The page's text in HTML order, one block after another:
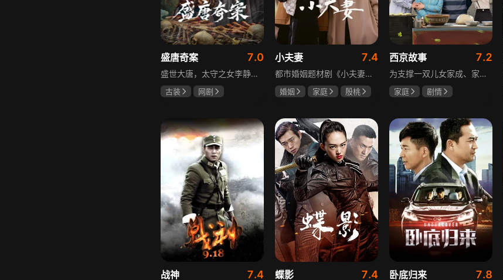
盛唐奇案 7.0
盛世大唐，太守之女李静澜天赋异禀，擅验尸断案，与神秘“鬼探”决明、武艺高强的捕快苏御安联手追凶，揭开一桩桩离奇悬案：双生姐妹的生死置换、跨越十七年的书生冤案、雅集会上的连环仪式杀人等。在迷雾与鲜血中，李静澜与决明暗生情愫，彼此扶持，坚守心中正道，挣脱宿命桎梏。盛世灯火之下，他们以智慧与勇气涤荡污浊，书写下一段守护正义与清明的传奇。
古装
网剧
小夫妻 7.4
都市婚姻题材剧《小夫妻》围绕经营十年婚姻的周全与车莉展开，原本家庭美满的二人突遭变故：周全怀才不遇还意外被裁员，车莉则被迫赶鸭子上架仓促创业，不可预期的生活变动让他们的婚姻陷入僵局。而立之年的两人，在现实压力与情感拉扯中挣扎，面临诸多矛盾与考验，他们能否重新调整生活节奏，修复婚姻关系，回到幸福生活的轨道，是该剧的核心看点。
婚姻 家庭
殷桃
西京故事 7.2
为支撑一双儿女家成、家秀的“求学大业”，一家之主罗天福携妻子慧娟进了西京城。在西京城里，罗天福见证了身边的小人物们在大城市的生存之难，自身也经历了种种艰辛：饼铺生意屡屡受挫，妻子慧娟不满他“固执守旧”的经营方式闹起分居，儿子家成无法适应从乡村到城市的生活状况不断离校出走，重重打击不断袭来，使他头一次对自己坚守多年的人生观和价值观产生怀疑。自己这样做究竟是对是错，城市是不是真的不适合他这种“坚持老一套”的人生存。女儿家秀的支持鼓励使罗天福重拾信心，那些曾经接受罗天福帮助的人也反过来帮助他，纠缠不清的矛盾随之一一化解。罗家人终于在西京这座大城扎下了根，向着美好的未来继续前行。该剧围绕农村家庭在城市的奋斗历程展开，展现了小人物的坚韧与善良，充满了励志色彩与现实关怀。
家庭
剧情
战神 7.4 蝶影 7.4 卧底归来 7.8